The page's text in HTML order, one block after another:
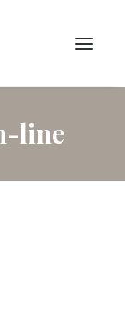
line